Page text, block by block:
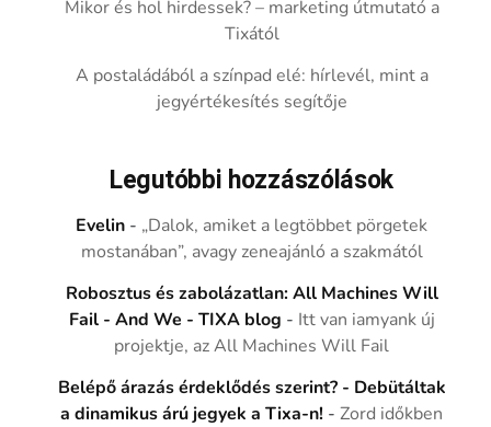
Mikor és hol hirdessek? – marketing útmutató a
Tixától
A postaládából a színpad elé: hírlevél, mint a
jegyértékesítés segítője
Legutóbbi hozzászólások
Evelin - „Dalok, amiket a legtöbbet pörgetek
mostanában”, avagy zeneajánló a szakmától
Robosztus és zabolázatlan: All Machines Will
Fail - And We - TIXA blog - Itt van iamyank új
projektje, az All Machines Will Fail
Belépő árazás érdeklődés szerint? - Debütáltak
a dinamikus árú jegyek a Tixa-n! -Zord időkben